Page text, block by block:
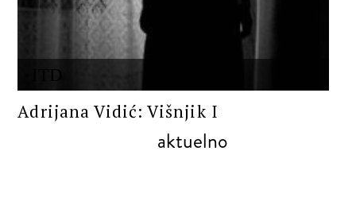
ITD
Adrijana Vidić: Višnjik I
aktuelno